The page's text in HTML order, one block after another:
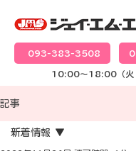
093-383-3508
10:00～18:00（火
記事
新着情報